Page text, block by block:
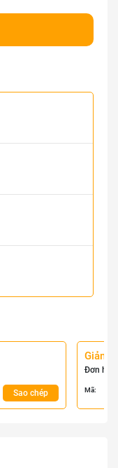
Sao chép
Giảm
Đơn
Mã: